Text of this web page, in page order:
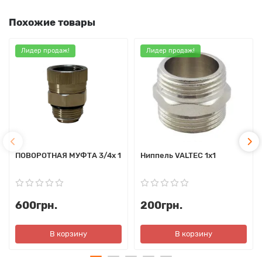
Похожие товары
Лидер продаж!
ПОВОРОТНАЯ МУФТА 3/4х 1
600грн.
В корзину
Лидер продаж!
Ниппель VALTEC 1х1
200грн.
В корзину